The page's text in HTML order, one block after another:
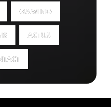
GAMING
GAMING
ACTUS
ACTUS